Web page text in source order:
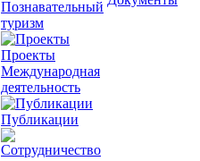
Познавательный
туризм
Проекты
Международная
деятельность
Публикации